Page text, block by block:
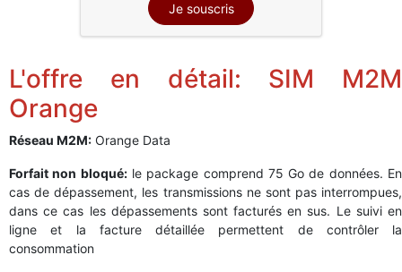
L'offre en détail: SIM M2M
Orange
Réseau M2M: Orange Data
Forfait non bloqué:le package comprend 75 Go de données. En
cas de dépassement, les transmissions ne sont pas interrompues,
dans ce cas les dépassements sont facturés en sus. Le suivi en
ligne et la facture détaillée permettent de contrôler la
consommation